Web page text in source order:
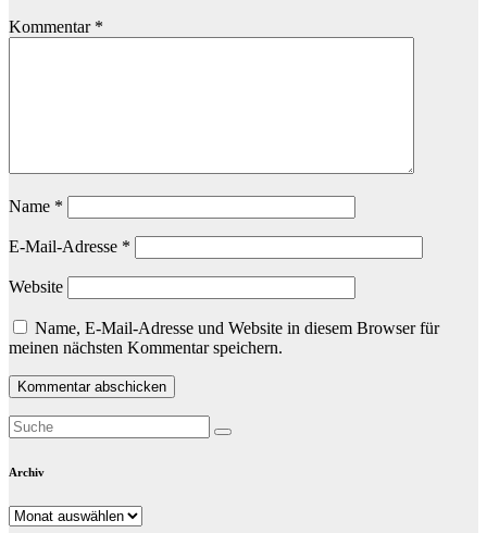
Kommentar *
Name *
E-Mail-Adresse *
Website
Name, E-Mail-Adresse und Website in diesem Browser für
meinen nächsten Kommentar speichern.
Archiv
Archiv